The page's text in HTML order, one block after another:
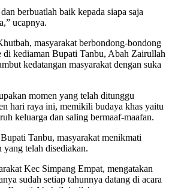
berbuatlah baik kepada siapa saja
ucapnya.
masyarakat berbondong-bondong
di kediaman Bupati Tanbu, Abah Zairullah
kedatangan masyarakat dengan suka
momen yang telah ditunggu
hari raya ini, memikili budaya khas yaitu
keluarga dan saling bermaaf-maafan.
Tanbu, masyarakat menikmati
yang telah disediakan.
Kec Simpang Empat, mengatakan
sudah setiap tahunnya datang di acara